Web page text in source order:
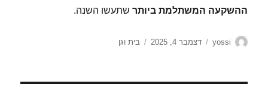
ההשקעה המשתלמת ביותר שתעשו השנה.
מחבר
yossi
פורסם
דצמבר 4, 2025 קטגוריות
בית וגן